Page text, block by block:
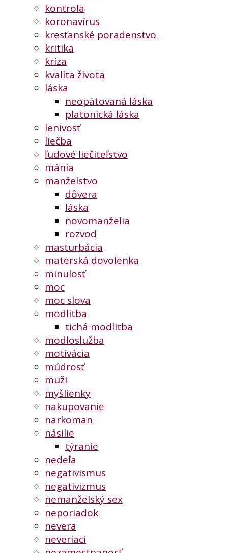
kontrola
koronavírus
kresťanské poradenstvo
kritika
kríza
kvalita života
láska
neopätovaná láska
platonická láska
lenivosť
liečba
ľudové liečiteľstvo
mánia
manželstvo
dôvera
láska
novomanželia
rozvod
masturbácia
materská dovolenka
minulosť
moc
moc slova
modlitba
tichá modlitba
modloslužba
motivácia
múdrosť
muži
myšlienky
nakupovanie
narkoman
násilie
týranie
nedeľa
negativismus
negativizmus
nemanželský sex
neporiadok
nevera
neveriaci